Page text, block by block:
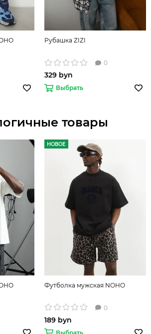
Рубашка ZIZI
0
329 byn
Выбрать
товары
НОВОЕ
Футболка мужская NOHO
0
189 byn